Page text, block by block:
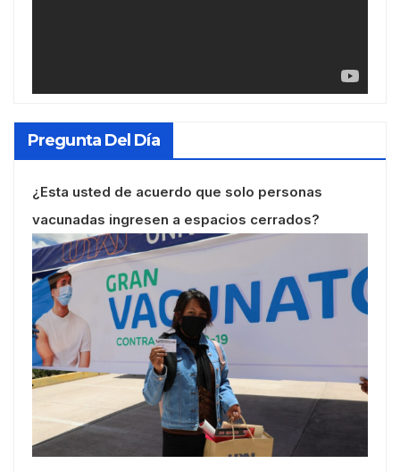
Pregunta Del Día
¿Esta usted de acuerdo que solo personas
vacunadas ingresen a espacios cerrados?